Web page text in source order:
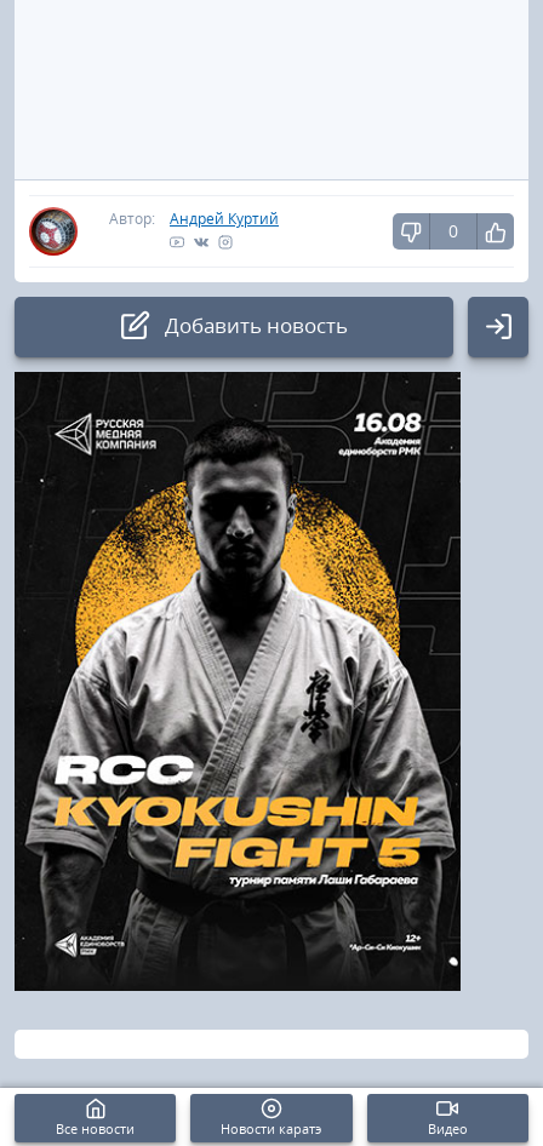
Автор: Андрей Куртий
0
Добавить новость
Авторизация
Логин:
Пароль
Войти
Напомнить пароль
Регистрация
Все новости Новости каратэ Видео